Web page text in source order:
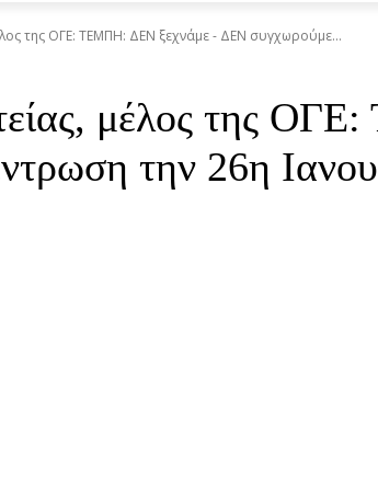
της ΟΓΕ: ΤΕΜΠΗ: ΔΕΝ ξεχνάμε - ΔΕΝ συγχωρούμε...
μέλος της
την 26η